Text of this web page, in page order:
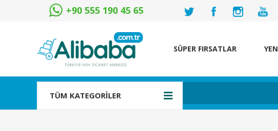
+90 555 190 45 65
SÜPER FIRSATLAR
TÜM KATEGORİLER